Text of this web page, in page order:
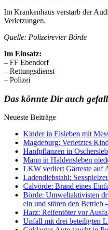
Im Krankenhaus verstarb der
Verletzungen.
Quelle: Polizeirevier Börde
Im Einsatz:
– FF Ebendorf
– Rettungsdienst
– Polizei
Das könnte Dir auch
Neueste Beiträge
Kinder in Eisleben mit
Magdeburg: Verletztes
Hanfpflanzen in
Mann in Haldensleben
LKW verliert Gärreste auf
Ladendiebstahl:
Calvörde: Brand eines
Börde: Umweltaktivisten
ein und stören den Betrieb
Harz: Reifentöter vor
Unfall mit drei beteiligten